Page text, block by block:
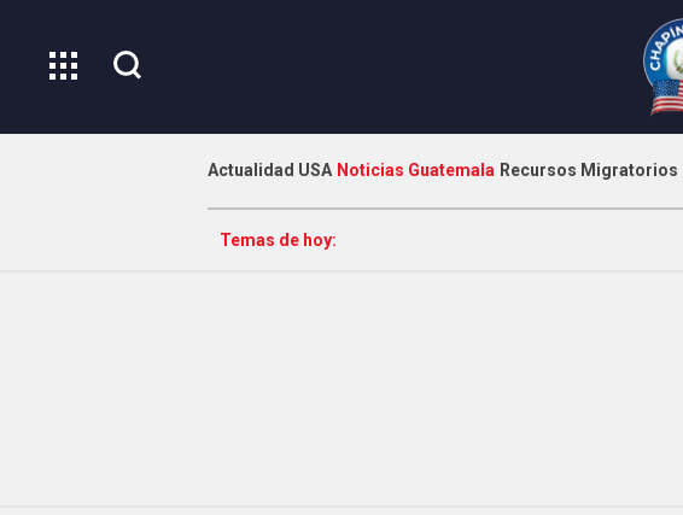
Actualidad USA Noticias Guatemala Recursos Migratorios
Temas de hoy: